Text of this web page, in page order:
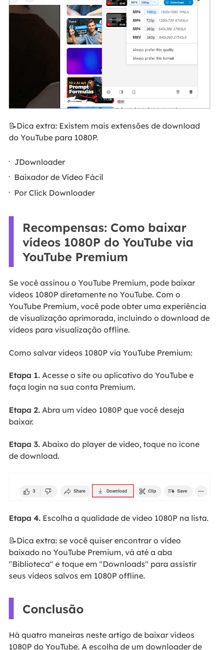
📝Dica extra: Existem mais extensões de download
do YouTube para 1080P.
JDownloader
Baixador de Vídeo Fácil
Por Click Downloader
Recompensas: Como baixar
vídeos 1080P do YouTube via
YouTube Premium
Se você assinou o YouTube Premium, pode baixar
vídeos 1080P diretamente no YouTube. Com o
YouTube Premium, você pode obter uma experiência
de visualização aprimorada, incluindo o download de
vídeos para visualização offline.
Como salvar vídeos 1080P via YouTube Premium:
Etapa 1.Acesse o site ou aplicativo do YouTube e
faça login na sua conta Premium.
Etapa 2.Abra um vídeo 1080P que você deseja
baixar.
Etapa 3.Abaixo do player de vídeo, toque no ícone
de download.
Etapa 4.Escolha a qualidade de vídeo 1080P na lista.
📝Dica extra: se você quiser encontrar o vídeo
baixado no YouTube Premium, vá até a aba
"Biblioteca" e toque em "Downloads" para assistir
seus vídeos salvos em 1080P offline.
Conclusão
Há quatro maneiras neste artigo de baixar vídeos
1080P do YouTube. A escolha de um downloader de